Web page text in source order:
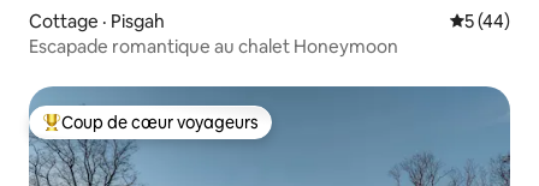
Cottage · Pisgah Note
5 (44)
Escapade romantique au chalet Honeymoon
Coup de cœur voyageurs parmi les plus aimés
Coup de cœur voyageurs